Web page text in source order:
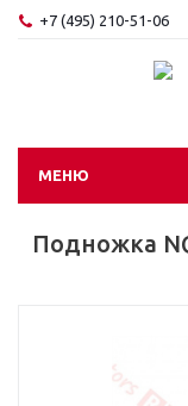
+7 (495) 210-51-06
МЕНЮ
Подножка